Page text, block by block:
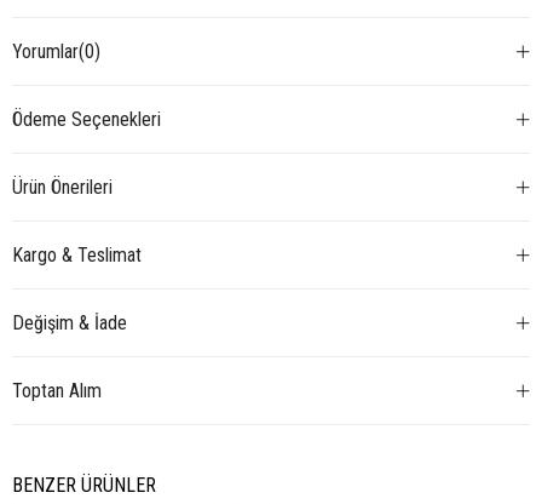
Yorumlar(0)
Ödeme Seçenekleri
Ürün Önerileri
Kargo & Teslimat
Değişim & İade
Toptan Alım
BENZER ÜRÜNLER